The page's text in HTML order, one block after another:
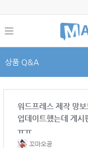
상품 Q&A
워드프레스 제작 망
업데이트했는데 게시
ㅠㅠ
꼬마오공